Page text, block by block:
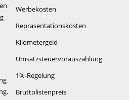
Werbekosten
Repräsentationskosten
Kilometergeld
Umsatzsteuervorauszahlung
1%-Regelung
Bruttolistenpreis